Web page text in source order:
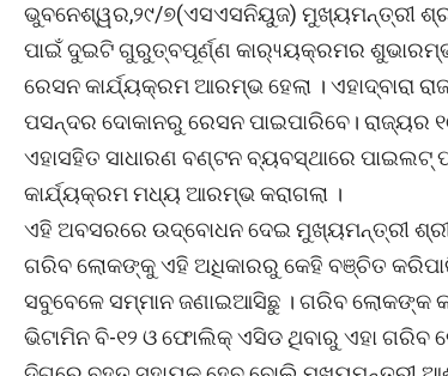
ଭୁବନେଶ୍ୱର,୨୯/୭(ଏସଏସନିୟୁଜ) ମୁଖ୍ୟମନ୍ତ୍ରୀ
ପାଇଁ ଦୁଇଟି ଗୁରୁତ୍ବପୂର୍ଣ୍ଣ କାର‌୍ୟ୍ୟକ୍ରମର
ରେସନ କାର୍ଯ୍ୟକ୍ରମ ଆରମ୍ଭ ହେଲା । ଏହାଦ୍ବାରା
ପସନ୍ଦର ଦୋକାନରୁ ରେସନ ପାଇପାରିବେ। ରାଜ୍ୟର
ଏହାସହିତ ସାଧାରଣ ବଣ୍ଟନ ବ୍ୟବସ୍ଥାରେ
କାର୍ଯ୍ୟକ୍ରମ ମଧ୍ୟ ଆରମ୍ଭ କରାଗଲା ।
ଏହି ଅବସରରେ ଉଦ୍‌ବୋଧନ ଦେଇ ମୁଖ୍ୟମନ୍ତ୍ରୀ
ଗରିବ ଲୋକଙ୍କୁ ଏହି ଅଧିକାରରୁ କେହି ବଞ୍ଚିତ
ସବୁବେଳେ ସମ୍ମାନ ଜଣାଇଆସିଛୁ । ଗରିବ ଲୋକଙ୍କ
ଭିଟାମିନ ବି-୧୨ ଓ ଫୋଲିକ୍ ଏସିଡ ଥିବାରୁ ଏହା ଗରିବ